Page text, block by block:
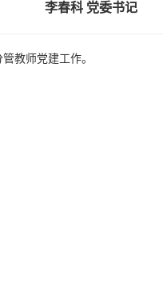
李春科 党委书记
教师党建工作。